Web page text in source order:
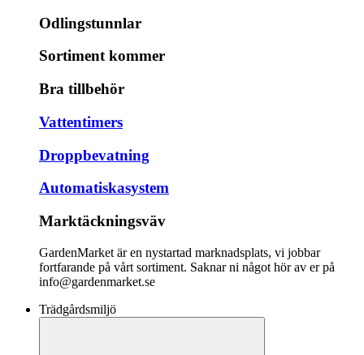
Odlingstunnlar
Sortiment kommer
Bra tillbehör
Vattentimers
Droppbevatning
Automatiskasystem
Marktäckningsväv
GardenMarket är en nystartad marknadsplats, vi jobbar
fortfarande på vårt sortiment. Saknar ni något hör av er på
info@gardenmarket.se
Trädgårdsmiljö